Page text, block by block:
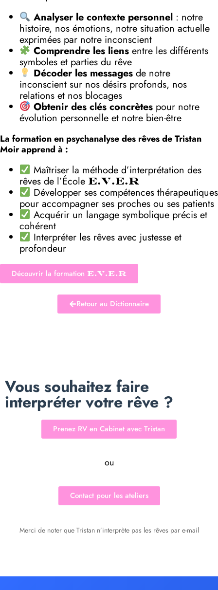
Analyser le contexte personnel: notre
histoire, nos émotions, notre situation actuelle
exprimées par notre inconscient
Comprendre les liensentre les différents
symboles et parties du rêve
Décoder les messagesde notre
inconscient sur nos désirs profonds, nos
relations et nos blocages
Obtenir des clés concrètespour notre
évolution personnelle et notre bien-être
La formation en psychanalyse des rêves de Tristan
Moir apprend à :
Maîtriser la méthode d’interprétation des
rêves de l’École E.V.E.R
Développer ses compétences thérapeutiques
pour accompagner ses proches ou ses patients
Acquérir un langage symbolique précis et
cohérent
Interpréter les rêves avec justesse et
profondeur
Découvrir la formation E.V.E.R
Retour au Dictionnaire
Vous souhaitez faire
interpréter votre rêve ?
Prenez RV en Cabinet avec Tristan
ou
Contact pour les ateliers
Merci de noter que Tristan n’interprète pas les rêves par e-mail